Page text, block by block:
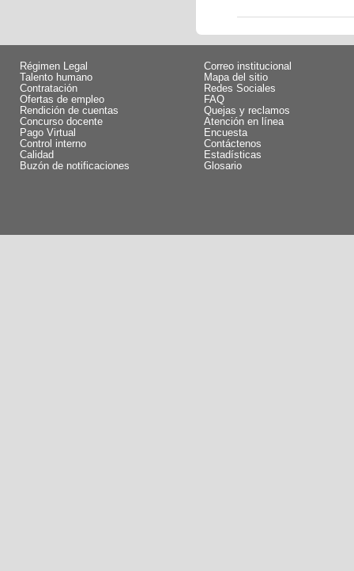
Régimen Legal
Talento humano
Contratación
Ofertas de empleo
Rendición de cuentas
Concurso docente
Pago Virtual
Control interno
Calidad
Buzón de notificaciones
Correo institucional
Mapa del sitio
Redes Sociales
FAQ
Quejas y reclamos
Atención en línea
Encuesta
Contáctenos
Estadísticas
Glosario